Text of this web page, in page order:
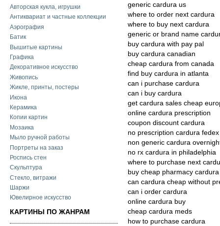
Авторская кукла, игрушки
Антиквариат и частные коллекции
Аэрография
Батик
Вышитые картины
Графика
Декоративное искусство
Живопись
Жикле, принты, постеры
Икона
Керамика
Копии картин
Мозаика
Мыло ручной работы
Портреты на заказ
Роспись стен
Скульптура
Стекло, витражи
Шаржи
Ювелирное искусство
КАРТИНЫ ПО ЖАНРАМ
generic cardura us
where to order next cardura
where to buy next cardura
generic or brand name
buy cardura with pay pal
buy cardura canadian
cheap cardura from canada
find buy cardura in atlanta
can i purchase cardura
can i buy cardura
get cardura sales cheap
online cardura prescription
coupon discount cardura
no prescription cardura
non generic cardura
no rx cardura in philadelphia
where to purchase next
buy cheap pharmacy
can cardura cheap without
can i order cardura
online cardura buy
cheap cardura meds
how to purchase cardura